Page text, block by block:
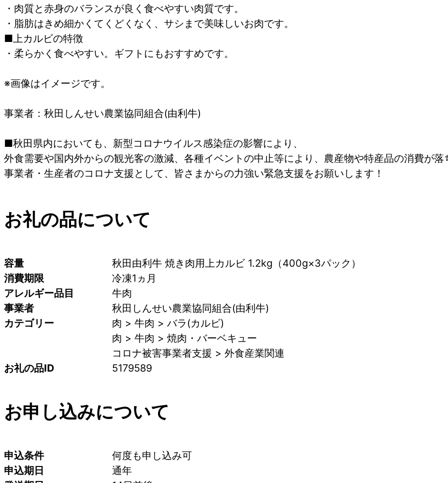
・肉質と赤身のバランスが良く食べやすい肉質です。
・脂肪はきめ細かくてくどくなく、サシまで美味しいお肉です。
■上カルビの特徴
・柔らかく食べやすい。ギフトにもおすすめです。
※画像はイメージです。
事業者：秋田しんせい農業協同組合(由利牛)
■秋田県内においても、新型コロナウイルス感染症の影響により、
外食需要や国内外からの観光客の激減、各種イベントの中止等により、農産物や特産品の消費が落
事業者・生産者のコロナ支援として、皆さまからの力強い緊急支援をお願いします！
お礼の品について
容量
秋田由利牛 焼き肉用上カルビ 1.2kg（400g×3パック）
消費期限
冷凍1ヵ月
アレルギー品目
牛肉
事業者
秋田しんせい農業協同組合(由利牛)
カテゴリー
肉 > 牛肉 > バラ(カルビ)
肉 > 牛肉 > 焼肉・バーベキュー
コロナ被害事業者支援 > 外食産業関連
お礼の品ID
5179589
お申し込みについて
申込条件
何度も申し込み可
申込期日
通年